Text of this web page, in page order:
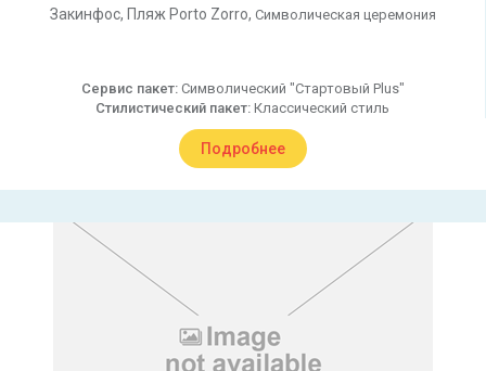
Закинфос, Пляж Porto Zorro, Символическая церемония
Сервис пакет: Символический "Стартовый Plus"
Стилистический пакет: Классический стиль
Подробнее